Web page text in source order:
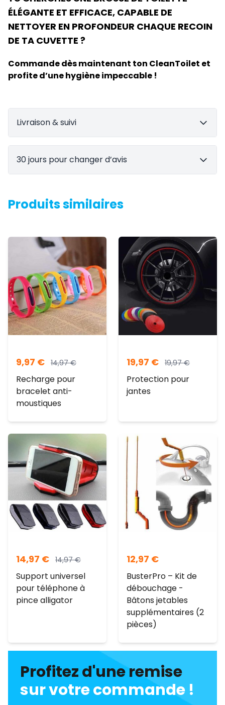
ÉLÉGANTE ET EFFICACE, CAPABLE DE
NETTOYER EN PROFONDEUR CHAQUE RECOIN
DE TA CUVETTE ?
Commande dès maintenant ton CleanToilet et
profite d’une hygiène impeccable !
Livraison & suivi
30 jours pour changer d’avis
Produits similaires
9,97 € 14,97€
Recharge pour
bracelet anti-
moustiques
19,97 € 19,97€
Protection pour
jantes
14,97 € 14,97€
Support universel
pour téléphone à
pince alligator
12,97 €
BusterPro – Kit de
débouchage -
Bâtons jetables
supplémentaires (2
pièces)
Profitez d'une remise
sur votre commande !